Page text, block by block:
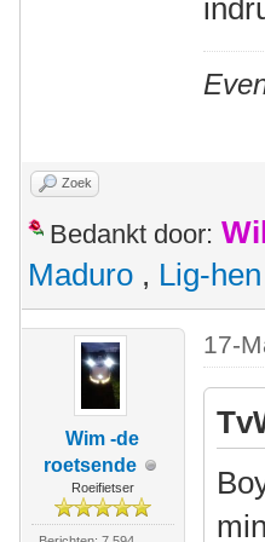
Zoek
Bedankt door:
Maduro , Lig-hen
Wim -de
roetsende
Roeifietser
17-